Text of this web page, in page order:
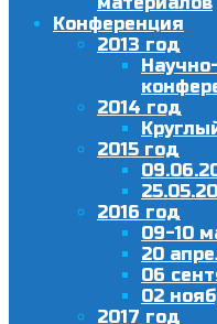
Конференция
2013 год
2014 год
2015 год
2016 год
09-10
20
06
02
2017 год